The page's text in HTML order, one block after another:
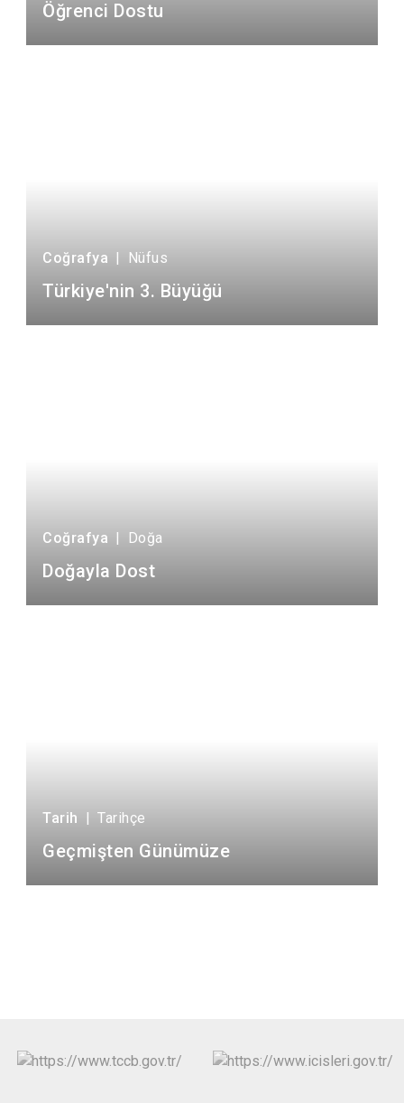
Öğrenci Dostu
Coğrafya | Nüfus
Türkiye'nin 3. Büyüğü
Coğrafya | Doğa
Doğayla Dost
Tarih | Tarihçe
Geçmişten Günümüze